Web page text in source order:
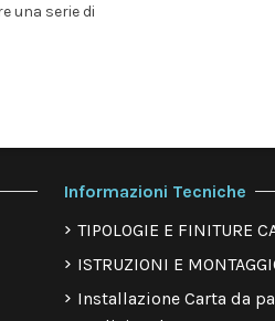
una serie di
Informazioni Tecniche
TIPOLOGIE E FINITURE
ISTRUZIONI E
Installazione Carta da